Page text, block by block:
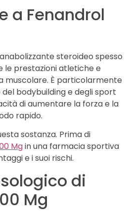
a Fenandrol
steroideo spesso
le prestazioni atletiche e
muscolare. È particolarmente
bodybuilding e degli sport
di aumentare la forza e la
rapido.
sostanza. Prima di
Mgin una farmacia sportiva
e i suoi rischi.
di
Mg